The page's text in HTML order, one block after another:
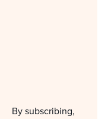
By subscribing,